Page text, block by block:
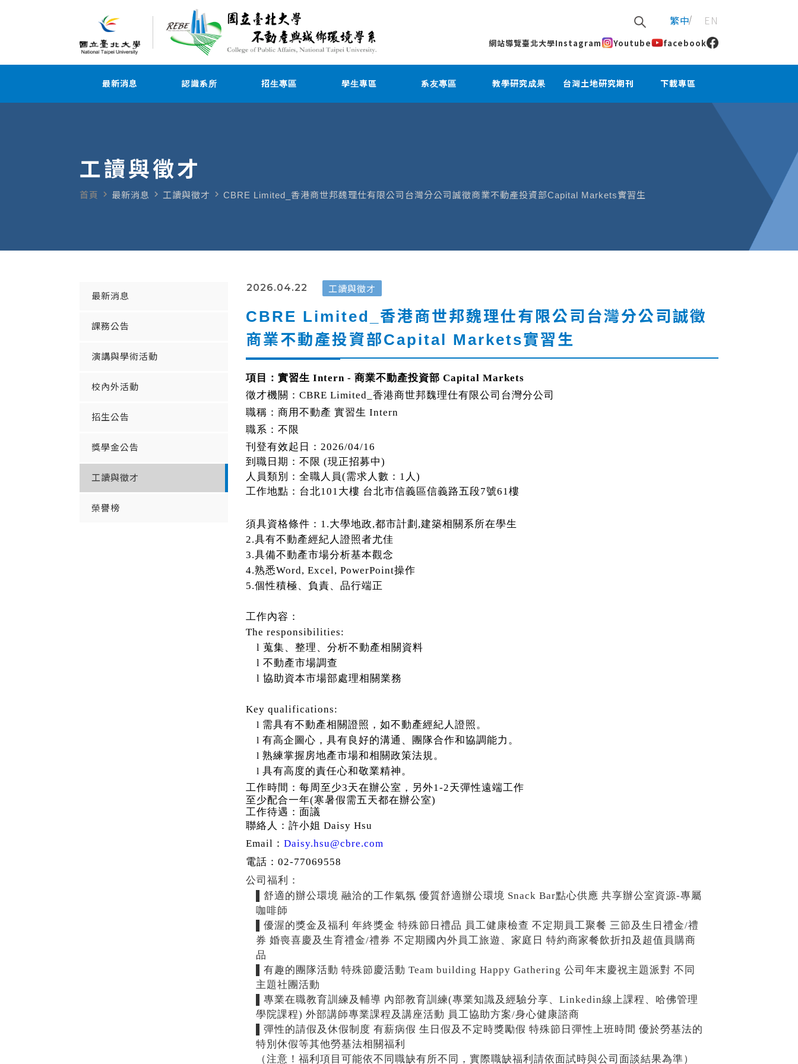
繁中 EN
網站導覽臺北大學Instagram Youtube facebook
最新消息 認識系所 招生專區 學生專區 系友專區 教學研究成果 台灣土地研究期刊 下載專區
工讀與徵才
首頁 navigate_next 最新消息 navigate_next 工讀與徵才 navigate_next CBRE Limited_香港商世邦魏理仕有限公司台灣分公司誠徵商業不動產投資部Capital Markets實習生
最新消息
課務公告
演講與學術活動
校內外活動
招生公告
獎學金公告
工讀與徵才
榮譽榜
2026.04.22 工讀與徵才
CBRE Limited_香港商世邦魏理仕有限公司台灣分公司誠徵
商業不動產投資部Capital Markets實習生
項目：實習生 Intern -商業不動產投資部 Capital Markets
徵才機關：CBRE Limited_香港商世邦魏理仕有限公司台灣分公司
職稱：商用不動產 實習生 Intern
職系：不限
刊登有效起日： 2026/04/16
到職日期：不限(現正招募中)
人員類別：全職人員(需求人數： 1 人)
工作地點：台北101 大樓 台北市信義區信義路五段7號61樓
須具資格條件： 1.大學地政,都市計劃 ,建築相關系所在學生
2.具有不動產經紀人證照者尤佳
3.具備不動產市場分析基本觀念
4.熟悉Word, Excel, PowerPoint操作
5.個性積極、負責、品行端正
工作內容：
The responsibilities:
l 蒐集、整理、分析不動產相關資料
l 不動產市場調查
l 協助資本市場部處理相關業務
Key qualifications:
l 需具有不動產相關證照，如不動產經紀人證照。
l 有高企圖心，具有良好的溝通、團隊合作和協調能力。
l 熟練掌握房地產市場和相關政策法規。
l 具有高度的責任心和敬業精神。
工作時間：每周至少3天在辦公室，另外1-2天彈性遠端工作
至少配合一年(寒暑假需五天都在辦公室)
工作待遇：面議
聯絡人：許小姐 Daisy Hsu
Email ：Daisy.hsu@cbre.com
電話：02-77069558
公司福利：
▌舒適的辦公環境 融洽的工作氣氛 優質舒適辦公環境 Snack Bar點心供應 共享辦公室資源-專屬
咖啡師
▌優渥的獎金及福利 年終獎金 特殊節日禮品 員工健康檢查 不定期員工聚餐 三節及生日禮金/禮
券 婚喪喜慶及生育禮金/禮券 不定期國內外員工旅遊、家庭日 特約商家餐飲折扣及超值員購商
品
▌有趣的團隊活動 特殊節慶活動 Team building Happy Gathering公司年末慶祝主題派對 不同
主題社團活動
▌專業在職教育訓練及輔導 內部教育訓練(專業知識及經驗分享、Linkedin線上課程、哈佛管理
學院課程)外部講師專業課程及講座活動 員工協助方案/身心健康諮商
▌彈性的請假及休假制度 有薪病假 生日假及不定時獎勵假 特殊節日彈性上班時間 優於勞基法的
特別休假等其他勞基法相關福利
（注意！福利項目可能依不同職缺有所不同，實際職缺福利請依⾯試時與公司⾯談結果為準）